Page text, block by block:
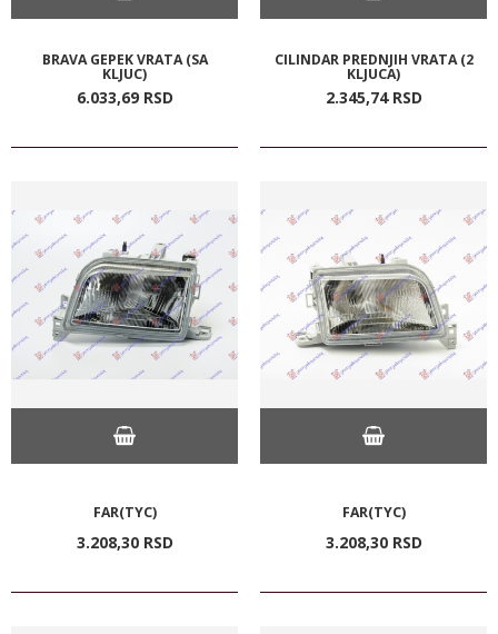
BRAVA GEPEK VRATA (SA
KLJUC)
6.033,69 RSD
CILINDAR PREDNJIH VRATA (2
KLJUCA)
2.345,74 RSD
FAR(TYC)
3.208,30 RSD
FAR(TYC)
3.208,30 RSD